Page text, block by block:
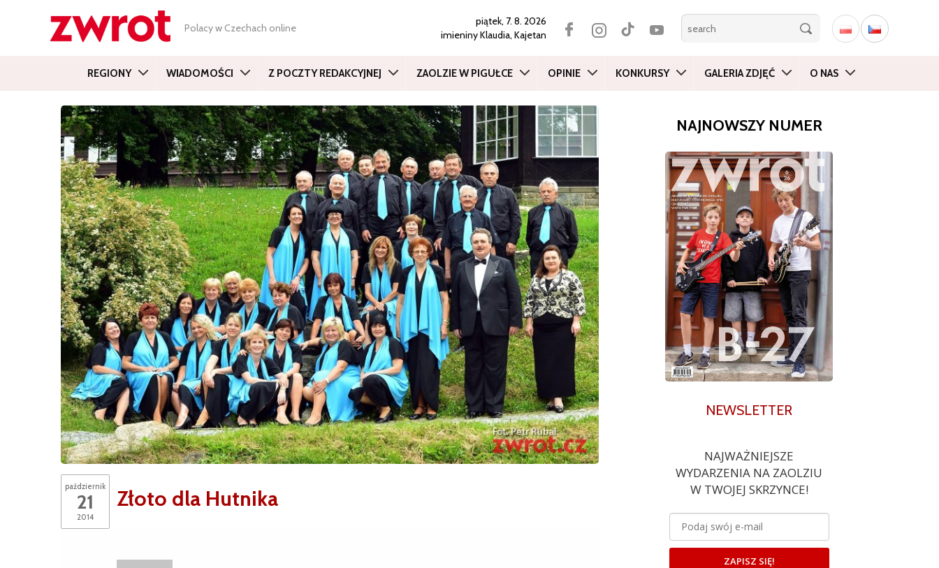
Polacy w Czechach online
piątek, 7. 8. 2026
imieninyKlaudia, Kajetan
REGIONY WIADOMOŚCI Z POCZTY REDAKCYJNEJ ZAOLZIE W PIGUŁCE OPINIE KONKURSY GALERIA ZDJĘĆ O NAS
październik
21
2014
Złoto dla Hutnika
NAJNOWSZY NUMER
NEWSLETTER
NAJWAŻNIEJSZE
WYDARZENIA NA ZAOLZIU
W TWOJEJ SKRZYNCE!
ZAPISZ SIĘ!